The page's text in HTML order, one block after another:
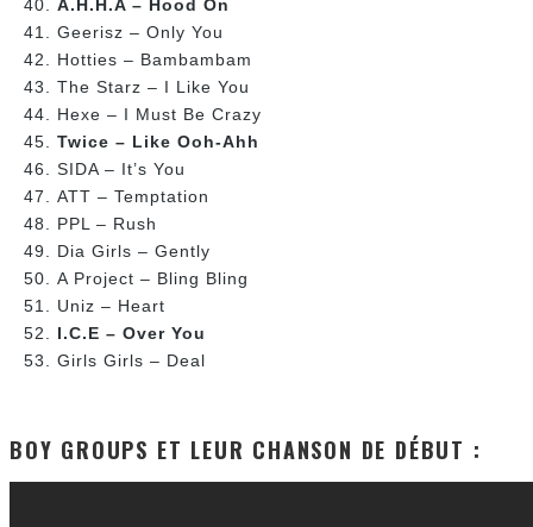
A.H.H.A – Hood On
Geerisz – Only You
Hotties – Bambambam
The Starz – I Like You
Hexe – I Must Be Crazy
Twice – Like Ooh-Ahh
SIDA – It’s You
ATT – Temptation
PPL – Rush
Dia Girls – Gently
A Project – Bling Bling
Uniz – Heart
I.C.E – Over You
Girls Girls – Deal
BOY GROUPS ET LEUR CHANSON DE DÉBUT :